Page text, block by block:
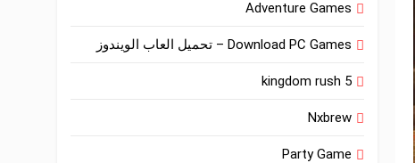
Adventure Games
Download PC Games – تحميل العاب الويندوز
kingdom rush 5
Nxbrew
Party Game